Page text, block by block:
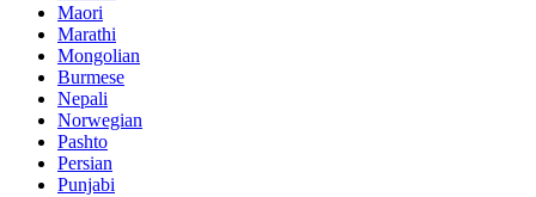
Maori
Marathi
Mongolian
Burmese
Nepali
Norwegian
Pashto
Persian
Punjabi